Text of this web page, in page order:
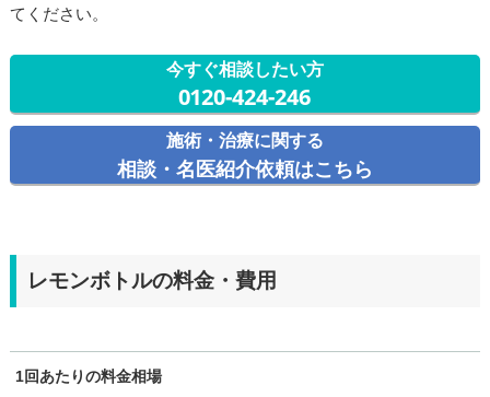
てください。
今すぐ相談したい方
0120-424-246
施術・治療に関する
相談・名医紹介依頼はこちら
レモンボトルの料金・費用
1回あたりの料金相場